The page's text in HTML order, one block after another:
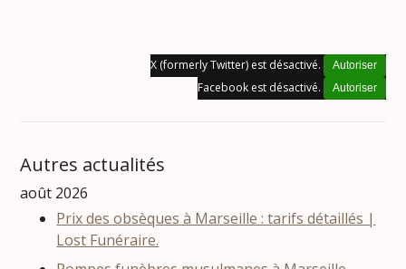
X (formerly Twitter) est désactivé. Autoriser
Facebook est désactivé. Autoriser
Autres actualités
août 2026
Prix des obsèques à Marseille : tarifs détaillés |
Lost Funéraire.